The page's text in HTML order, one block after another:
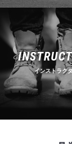
インストラク